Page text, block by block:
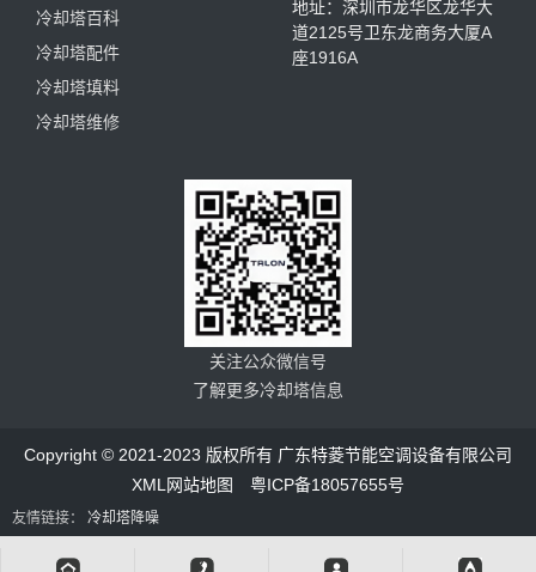
冷却塔百科
冷却塔配件
冷却塔填料
冷却塔维修
地址：深圳市龙华区龙华大
道2125号卫东龙商务大厦A
座1916A
关注公众微信号
了解更多冷却塔信息
Copyright © 2021-2023 版权所有 广东特菱节能空调设备有限公司
XML网站地图
粤ICP备18057655号
友情链接： 冷却塔降噪